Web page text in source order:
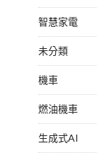
智慧家電
未分類
機車
燃油機車
生成式AI